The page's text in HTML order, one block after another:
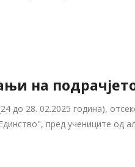
на
до 28. 02.2025 година),
пред учениците од